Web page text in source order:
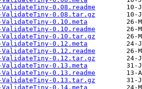
0.08.readme
0.08.tar.gz
0.10.meta
0.10.readme
0.10.tar.gz
0.12.meta
0.12.readme
0.12.tar.gz
0.13.meta
0.13.readme
0.13.tar.gz
0.14.meta